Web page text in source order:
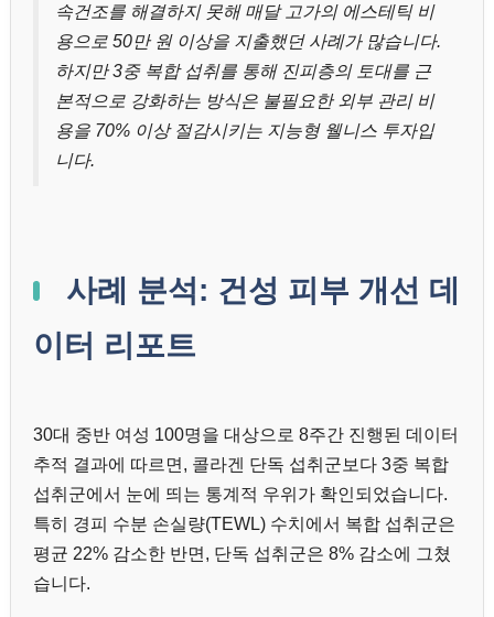
속건조를 해결하지 못해 매달 고가의 에스테틱 비
용으로 50만 원 이상을 지출했던 사례가 많습니다.
하지만 3중 복합 섭취를 통해 진피층의 토대를 근
본적으로 강화하는 방식은 불필요한 외부 관리 비
용을 70% 이상 절감시키는 지능형 웰니스 투자입
니다.
사례 분석: 건성 피부 개선 데
이터 리포트
30대 중반 여성 100명을 대상으로 8주간 진행된 데이터
추적 결과에 따르면, 콜라겐 단독 섭취군보다 3중 복합
섭취군에서 눈에 띄는 통계적 우위가 확인되었습니다.
특히 경피 수분 손실량(TEWL) 수치에서 복합 섭취군은
평균 22% 감소한 반면, 단독 섭취군은 8% 감소에 그쳤
습니다.